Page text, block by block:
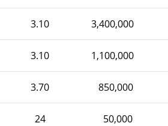
3.10 3,400,000
3.10 1,100,000
3.70 850,000
24 50,000